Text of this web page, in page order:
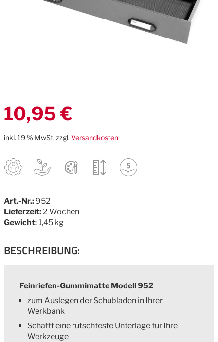
Zum
Anfang
Bildgalerie
10,95 €
inkl. 19 % MwSt. zzgl. Versandkosten
Art.-Nr.: 952
Lieferzeit:2 Wochen
Gewicht:1,45 kg
BESCHREIBUNG:
Feinriefen-Gummimatte Modell 952
zum Auslegen der Schubladen in Ihrer
Werkbank
Schafft eine rutschfeste Unterlage für Ihre
Werkzeuge